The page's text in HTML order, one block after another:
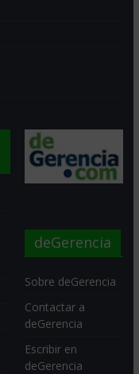
deGerencia
Sobre deGerencia
Contactar a
deGerencia
Escribir en
deGerencia